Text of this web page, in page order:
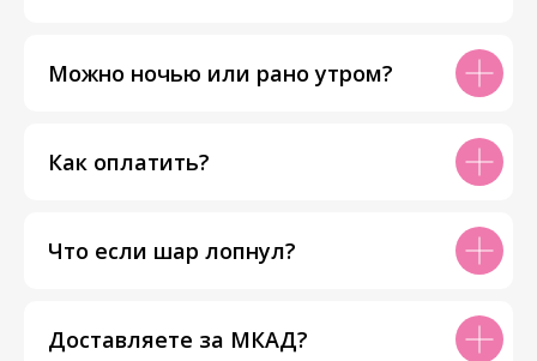
Можно ночью или рано утром?
Как оплатить?
Что если шар лопнул?
Доставляете за МКАД?